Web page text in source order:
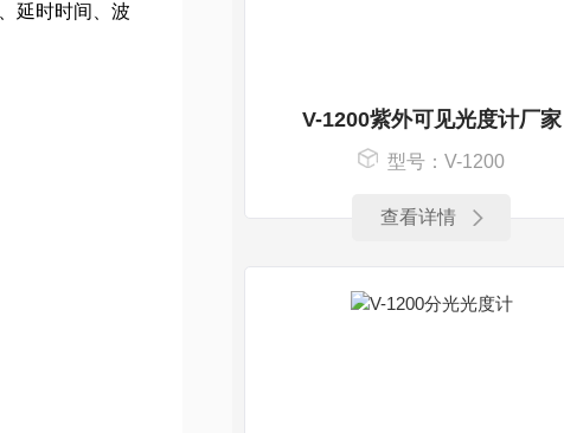
V-1200紫外可见光度计厂家
型号：V-1200
查看详情
延时时间、波